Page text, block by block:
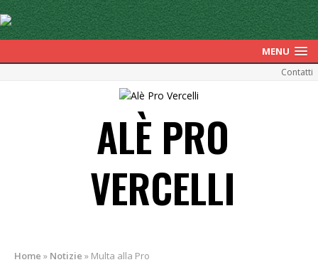
MENU
Contatti
ALÈ PRO
VERCELLI
Home » Notizie » Multa alla Pro